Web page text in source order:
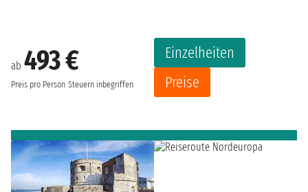
ab 493 €
Preis pro Person Steuern inbegriffen
Einzelheiten
Preise